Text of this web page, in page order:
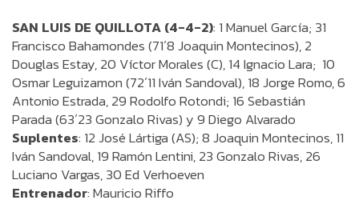
SAN LUIS DE QUILLOTA (4-4-2): 1 Manuel García; 31
Francisco Bahamondes (71´8 Joaquin Montecinos), 2
Douglas Estay, 20 Víctor Morales (C), 14 Ignacio Lara; 10
Osmar Leguizamon (72´11 Iván Sandoval), 18 Jorge Romo, 6
Antonio Estrada, 29 Rodolfo Rotondi; 16 Sebastián
Parada (63´23 Gonzalo Rivas) y 9 Diego Alvarado
Suplentes: 12 José Lártiga (AS); 8 Joaquin Montecinos, 11
Iván Sandoval, 19 Ramón Lentini, 23 Gonzalo Rivas, 26
Luciano Vargas, 30 Ed Verhoeven
Entrenador: Mauricio Riffo